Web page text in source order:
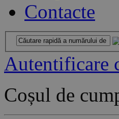
Contacte
Autentificare
Coșul de